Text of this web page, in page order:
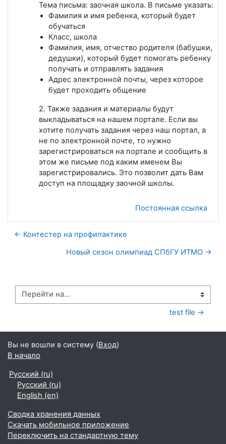
Тема письма: заочная школа. В письме указать:
Фамилия и имя ребенка, который будет
обучаться
Класс, школа
Фамилия, имя, отчество родителя (бабушки,
дедушки), который будет помогать ребенку
получать и отправлять задания
Адрес электронной почты, через которое
будет проходить общение
2. Также задания и материалы будут
выкладываться на нашем портале. Если вы
хотите получать задания через наш портал, а
не по электронной почте, то нужно
зарегистрироваться на портале и сообщить в
этом же письме под каким именем Вы
зарегистрировались. Это позволит дать Вам
доступ на площадку заочной школы.
Постоянная ссылка
← Контестер на профилактике
Новый сезон олимпиад СПбГУ ИТМО →
Перейти на...
test file →
Вы не вошли в систему (Вход)
В начало
Русский ‎(ru)‎
Русский ‎(ru)‎
English ‎(en)‎
Сводка хранения данных
Скачать мобильное приложение
Переключить на стандартную тему